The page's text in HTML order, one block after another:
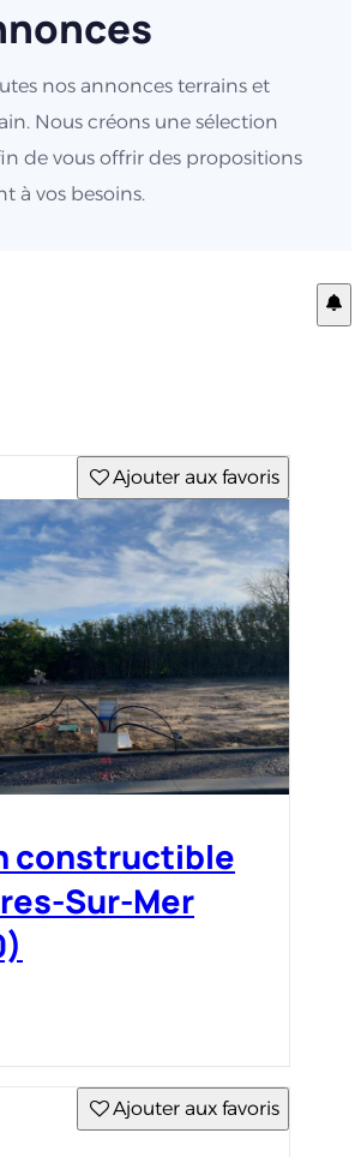
nos annonces terrains et
Nous créons une sélection
de vous offrir des propositions
à vos besoins.
Ajouter aux favoris
constructible
Sur-Mer
Ajouter aux favoris